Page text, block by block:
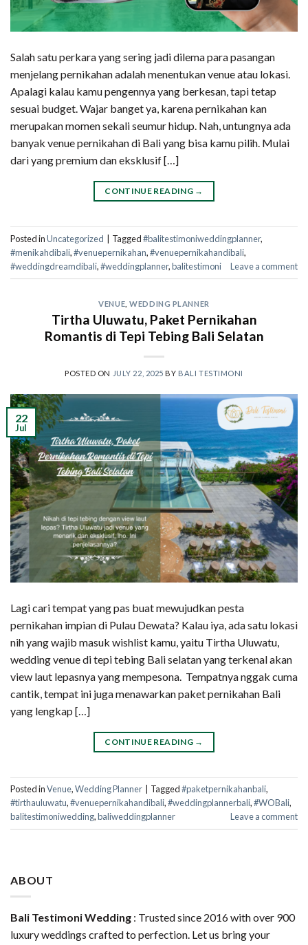
Salah satu perkara yang sering jadi dilema para pasangan
menjelang pernikahan adalah menentukan venue atau lokasi.
Apalagi kalau kamu pengennya yang berkesan, tapi tetap
sesuai budget. Wajar banget ya, karena pernikahan kan
merupakan momen sekali seumur hidup. Nah, untungnya ada
banyak venue pernikahan di Bali yang bisa kamu pilih. Mulai
dari yang premium dan eksklusif […]
CONTINUE READING →
Posted inUncategorized Tagged#balitestimoniweddingplanner,
#menikahdibali,#venuepernikahan,#venuepernikahandibali,
#weddingdreamdibali,#weddingplanner,balitestimoni Leave a comment
VENUE ,WEDDING PLANNER
Tirtha Uluwatu, Paket Pernikahan
Romantis di Tepi Tebing Bali Selatan
POSTED ON JULY 22, 2025 BY BALI TESTIMONI
22
Jul
Lagi cari tempat yang pas buat mewujudkan pesta
pernikahan impian di Pulau Dewata? Kalau iya, ada satu lokasi
nih yang wajib masuk wishlist kamu, yaitu Tirtha Uluwatu,
wedding venue di tepi tebing Bali selatan yang terkenal akan
view laut lepasnya yang mempesona. Tempatnya nggak cuma
cantik, tempat ini juga menawarkan paket pernikahan Bali
yang lengkap […]
CONTINUE READING →
Posted inVenue,Wedding Planner Tagged#paketpernikahanbali,
#tirthauluwatu,#venuepernikahandibali,#weddingplannerbali,#WOBali,
balitestimoniwedding,baliweddingplanner Leave a comment
ABOUT
Bali Testimoni Wedding : Trusted since 2016 with over 900
luxury weddings crafted to perfection. Let us bring your